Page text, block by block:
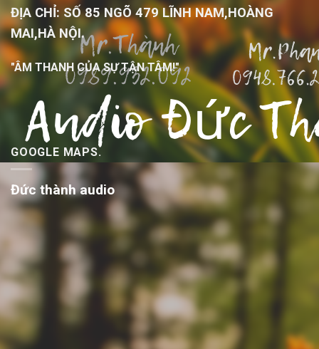
ĐỊA CHỈ: SỐ 85 NGÕ 479 LĨNH NAM,HOÀNG
MAI,HÀ NỘI.
"ÂM THANH CỦA SỰ TẬN TÂM!"
GOOGLE MAPS.
Đức thành audio